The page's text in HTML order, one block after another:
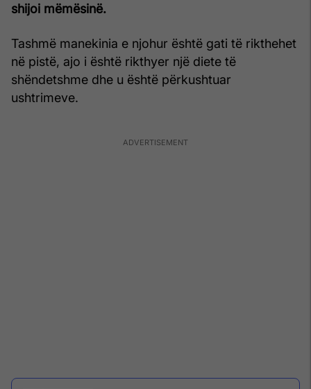
shijoi mëmësinë.
Tashmë manekinia e njohur është gati të rikthehet
në pistë, ajo i është rikthyer një diete të
shëndetshme dhe u është përkushtuar
ushtrimeve.